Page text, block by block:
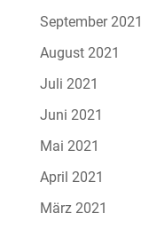
September 2021
August 2021
Juli 2021
Juni 2021
Mai 2021
April 2021
März 2021